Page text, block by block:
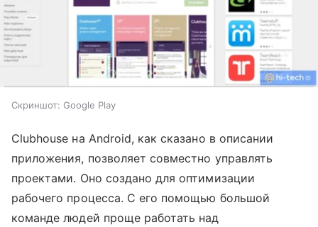
Скриншот: Google Play
Clubhouse на Android, как сказано в описании
приложения, позволяет совместно управлять
проектами. Оно создано для оптимизации
рабочего процесса. С его помощью большой
команде людей проще работать над